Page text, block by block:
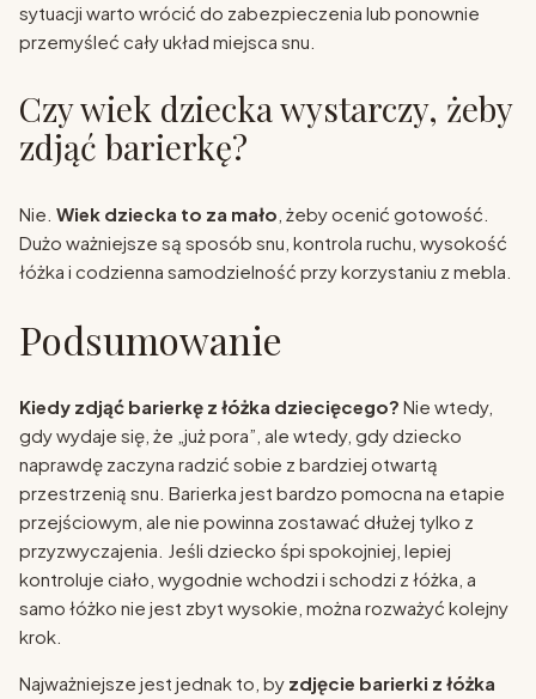
sytuacji warto wrócić do zabezpieczenia lub ponownie
przemyśleć cały układ miejsca snu.
Czy wiek dziecka wystarczy, żeby
zdjąć barierkę?
Nie. Wiek dziecka to za mało , żeby ocenić gotowość.
Dużo ważniejsze są sposób snu, kontrola ruchu, wysokość
łóżka i codzienna samodzielność przy korzystaniu z mebla.
Podsumowanie
Kiedy zdjąć barierkę z łóżka dziecięcego? Nie wtedy,
gdy wydaje się, że „już pora”, ale wtedy, gdy dziecko
naprawdę zaczyna radzić sobie z bardziej otwartą
przestrzenią snu. Barierka jest bardzo pomocna na etapie
przejściowym, ale nie powinna zostawać dłużej tylko z
przyzwyczajenia. Jeśli dziecko śpi spokojniej, lepiej
kontroluje ciało, wygodnie wchodzi i schodzi z łóżka, a
samo łóżko nie jest zbyt wysokie, można rozważyć kolejny
krok.
Najważniejsze jest jednak to, by zdjęcie barierki z łóżka